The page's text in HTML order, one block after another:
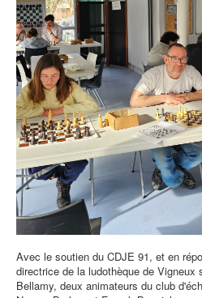
Avec le soutien du CDJE 91, et en
directrice de la ludothèque de Vigneux
Bellamy, deux animateurs du club